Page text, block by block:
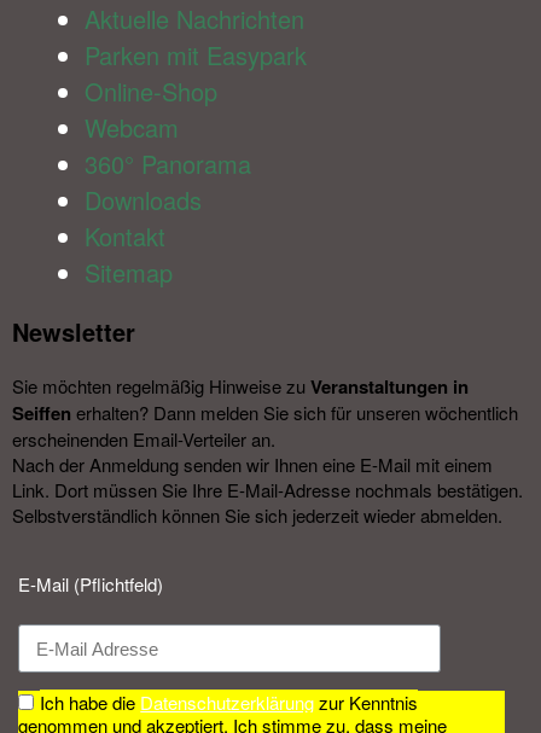
Aktuelle Nachrichten
Parken mit Easypark
Online-Shop
Webcam
360° Panorama
Downloads
Kontakt
Sitemap
Newsletter​
Sie möchten regelmäßig Hinweise zu Veranstal­tungen in
Seiffen erhalten? Dann melden Sie sich für unseren wöchentlich
erscheinenden Email-Verteiler an.
Nach der Anmeldung senden wir Ihnen eine E-Mail mit einem
Link. Dort müssen Sie Ihre E-Mail-Adresse nochmals bestätigen.
Selbstverständlich können Sie sich jederzeit wieder abmelden.​
E-Mail (Pflichtfeld)
Ich habe die Datenschutzerklärungzur Kenntnis
genommen und akzeptiert. Ich stimme zu, dass meine